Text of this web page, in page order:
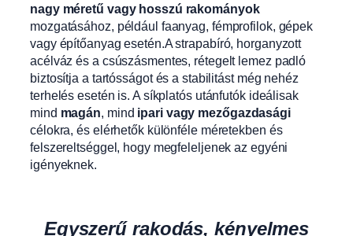
nagy méretű vagy hosszú rakományok
mozgatásához, például faanyag, fémprofilok, gépek
vagy építőanyag esetén.A strapabíró, horganyzott
acélváz és a csúszásmentes, rétegelt lemez padló
biztosítja a tartósságot és a stabilitást még nehéz
terhelés esetén is. A síkplatós utánfutók ideálisak
mind magán, mind ipari vagy mezőgazdasági
célokra, és elérhetők különféle méretekben és
felszereltséggel, hogy megfeleljenek az egyéni
igényeknek.
Egyszerű rakodás, kényelmes